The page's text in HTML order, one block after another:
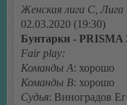
Женская лига С, Лига
02.03.2020 (19:30)
Бунтарки - PRISMA
Fair play:
Команды А: хорошо
Команды В: хорошо
Судья: Виноградов